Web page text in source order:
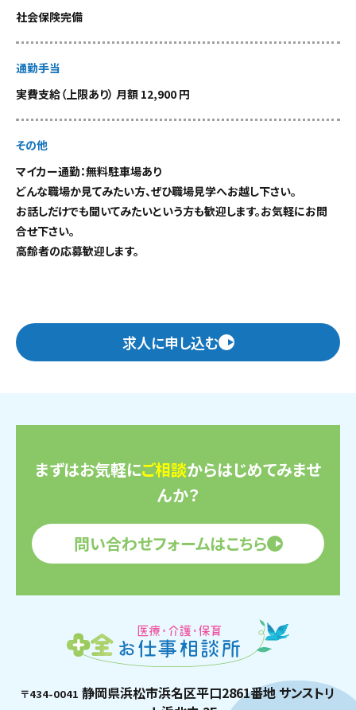
社会保険完備
通勤手当
実費支給（上限あり） 月額 12,900 円
その他
マイカー通勤：無料駐車場あり
どんな職場か見てみたい方、ぜひ職場見学へお越し下さい。
お話しだけでも聞いてみたいという方も歓迎します。お気軽にお問
合せ下さい。
高齢者の応募歓迎します。
求人に申し込む
まずはお気軽にご相談からはじめてみませ
んか？
問い合わせフォームはこちら
〒434-0041 静岡県浜松市浜名区平口2861番地 サンストリ